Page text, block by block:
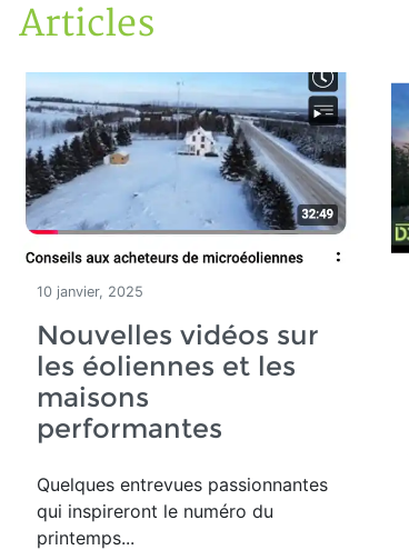
Accueil
Articles
Articles
10 janvier, 2025
Nouvelles vidéos sur
les éoliennes et les
maisons
performantes
Quelques entrevues passionnantes
qui inspireront le numéro du
printemps...